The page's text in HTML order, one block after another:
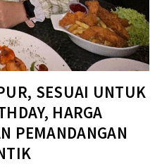
SESUAI UNTUK
HARGA
PEMANDANGAN